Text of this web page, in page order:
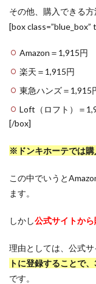
その他、購入できる方
[box class=”blue_box”
Amazon＝1,915円
楽天＝1,915円
東急ハンズ＝1,915
Loft（ロフト）＝
[/box]
※ドンキホーテでは購
この中でいうと
ます。
しかし公式サイトか
理由としては、公式
トに登録することで
です。